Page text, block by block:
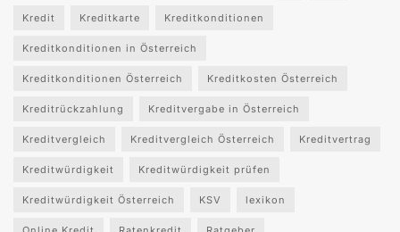
Kredit Kreditkarte Kreditkonditionen
Kreditkonditionen in Österreich
Kreditkonditionen Österreich Kreditkosten Österreich
Kreditrückzahlung Kreditvergabe in Österreich
Kreditvergleich Kreditvergleich Österreich Kreditvertrag
Kreditwürdigkeit Kreditwürdigkeit prüfen
Kreditwürdigkeit Österreich KSV lexikon